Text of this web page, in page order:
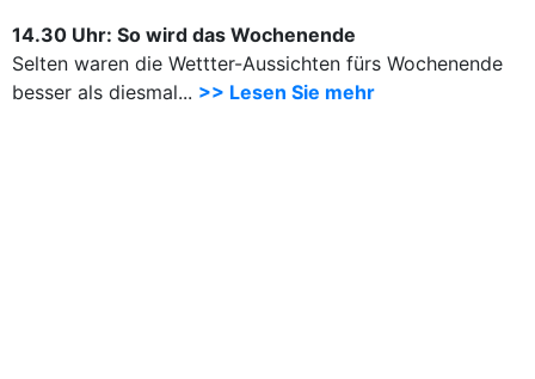
14.30 Uhr: So wird das Wochenende
Selten waren die Wettter-Aussichten fürs Wochenende
besser als diesmal... >> Lesen Sie mehr